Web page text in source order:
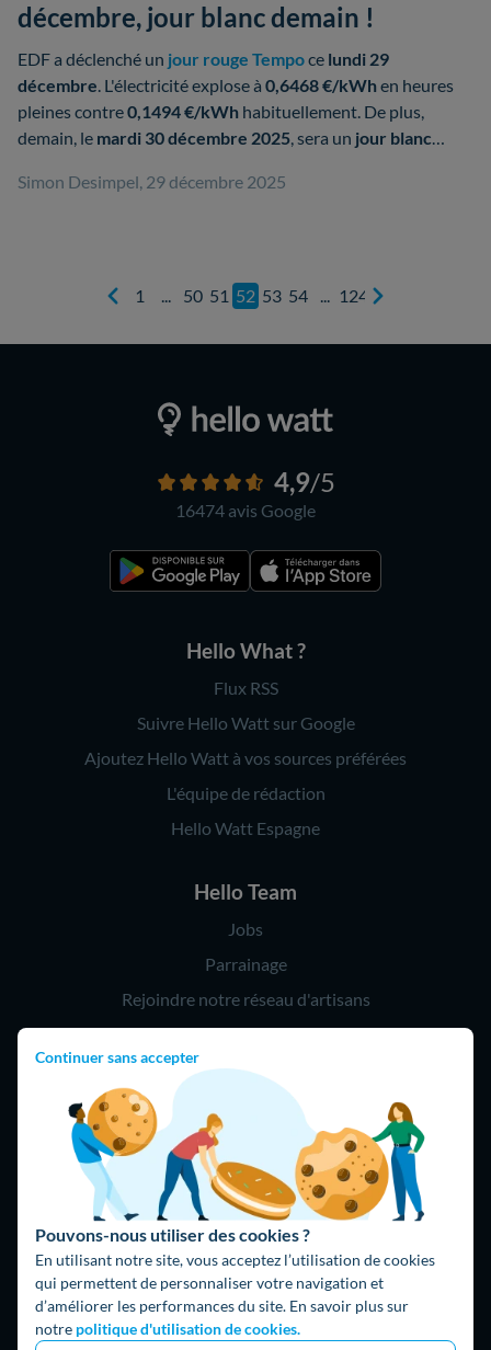
Continuer sans accepter
Pouvons-nous utiliser des cookies ?
En utilisant notre site, vous acceptez l’utilisation de cookies
qui permettent de personnaliser votre navigation et
d’améliorer les performances du site. En savoir plus sur
notre politique d'utilisation de cookies.
décembre, jour blanc demain !
EDF a déclenché un jour rouge Tempoce lundi 29
décembre. L'électricité explose à 0,6468 €/kWhen heures
pleines contre0,1494 €/kWh habituellement. De plus,
demain, le mardi 30 décembre 2025, sera un jour blanc
Simon Desimpel, 29 décembre 2025
1 50 51 52 53 54 124
4,9/5
16474 avis Google
Hello What ?
Flux RSS
Suivre Hello Watt sur Google
Ajoutez Hello Watt à vos sources préférées
L'équipe de rédaction
Hello Watt Espagne
Hello Team
Jobs
Parrainage
Rejoindre notre réseau d'artisans
Hello !
09 75 18 60 60
(8h-21h)
75018 Paris
Fait avec ⚡ par Hello Watt